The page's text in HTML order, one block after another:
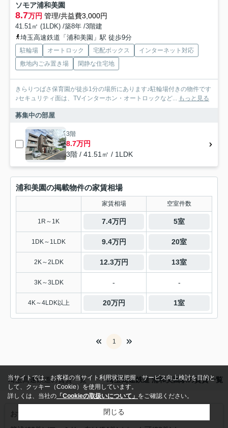
ソモア浦和美園
8.7万円 管理/共益費3,000円
41.51㎡ (1LDK) /築8年 /3階建
埼玉高速鉄道「浦和美園」駅 徒歩9分
駐輪場 オートロック 宅配ボックス
インターネット対応
敷地内ごみ置き場
閑静な住宅地
きらりつばさ保育園が徒歩1分の場所にあります♪駐輪場付きの物件です
♪セキュリティ面は、TVインターホン・オートロックなど...
もっと見る
募集中の部屋
3階
8.7万円
3階 / 41.51㎡ / 1LDK
浦和美園の掲載物件の家賃相場
家賃相場 空室件数
1R～1K 7.4万円 5室
1DK～1LDK 9.4万円 20室
2K～2LDK 12.3万円 13室
3K～3LDK - -
4K～4LDK以上 20万円 1室
1
埼玉高速鉄道の賃貸一覧 埼玉高速鉄道 浦和美園駅の賃貸一覧
おすすめこだわり特集
当サイトでは、お客様の当サイト利用状況把握、サービス向上検討を目的と
して、クッキー（Cookie）を使用しています。
詳しくは、当社の 「Cookieの取扱いについて」 をご確認ください。
閉じる